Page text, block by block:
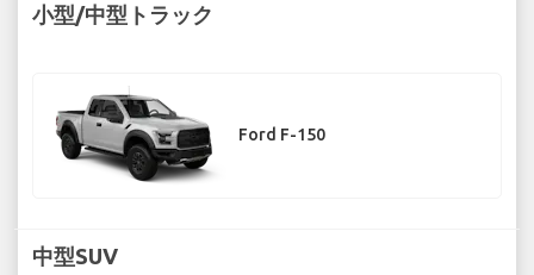
小型/中型トラック
Ford F-150
中型SUV